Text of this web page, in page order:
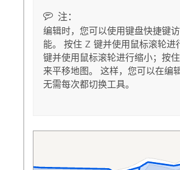
注：
编辑时，您可以使用键盘快捷键
能。 按住 Z 键并使用鼠标滚轮进
键并使用鼠标滚轮进行缩小；按住
来平移地图。 这样，您可以在编
无需每次都切换工具。